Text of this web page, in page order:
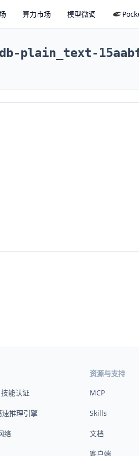
算力市场 模型微调
plain_text-
能认证
推理引擎
络
资源与支持
MCP
Skills
文档
客户端